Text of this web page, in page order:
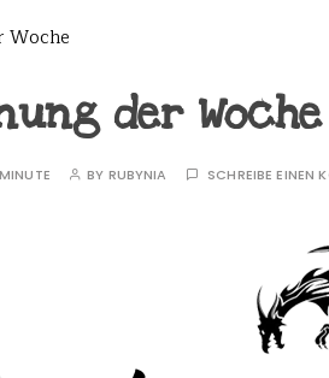
Woche
der Woche
BY RUBYNIA SCHREIBE EINEN